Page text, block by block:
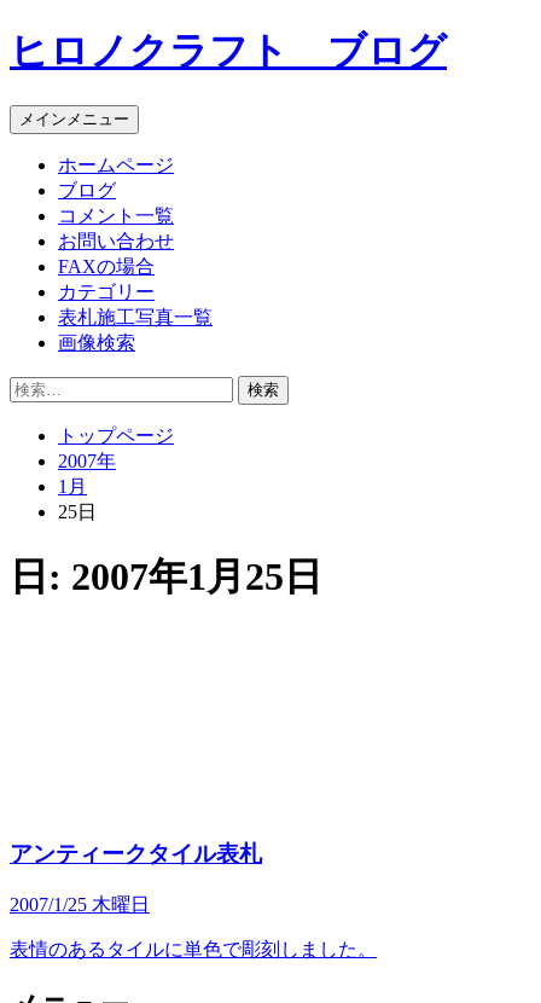
コ
ン
ン
ツ
ヒロノクラフト ブログ
メインメニュー
ホームページ
ブログ
コメント一覧
お問い合わせ
FAXの場合
カテゴリー
表札施工写真一覧
画像検索
検
トップページ
2007年
1月
25日
日: 2007年1月25日
アンティークタイル表札
2007/1/25 木曜日
表情のあるタイルに単色で彫刻しました。